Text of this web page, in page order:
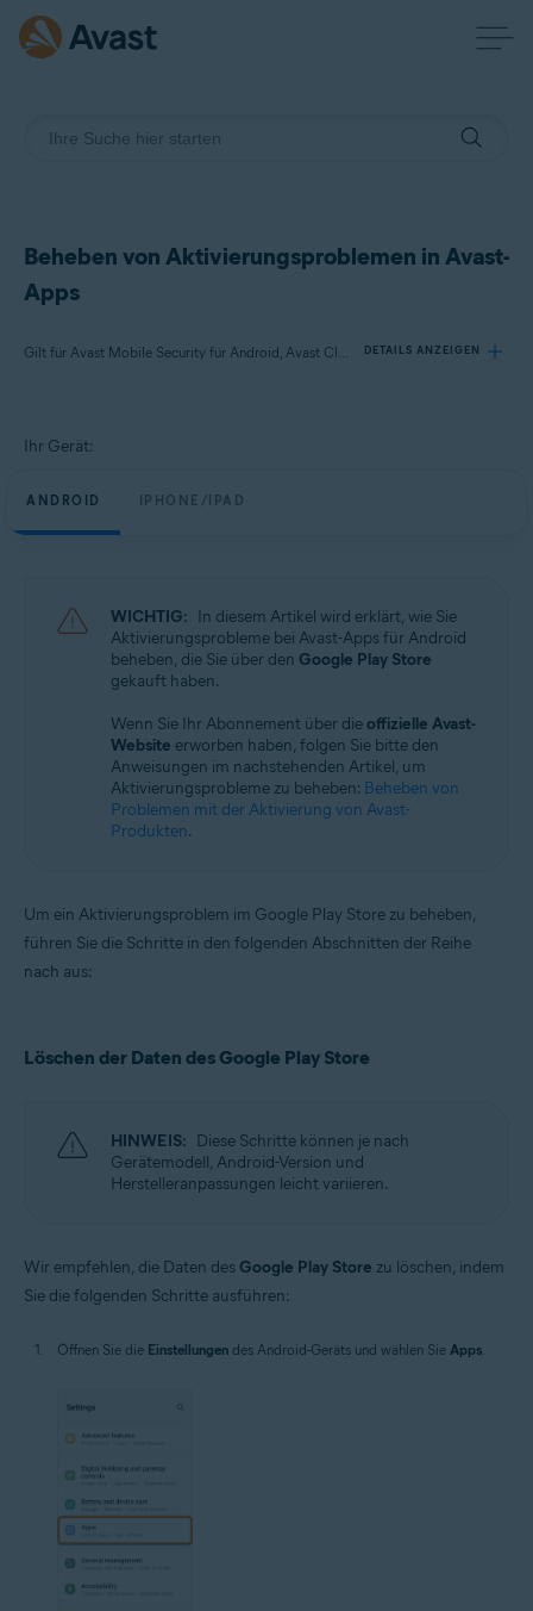
Beheben von Aktivierungsproblemen in Avast-
Apps
Gilt für Avast Mobile Security für Android, Avast Cleanup für Android, Avast SecureLine VPN für Android, Avast Mobile Security für iOS, Avast SecureLine VPN für iOS DETAILS ANZEIGEN
Produkte:
Avast Cleanup 23.x für Android
Betriebssysteme:
Google Android 8.0 (Oreo, API 26) oder höher
Apple iOS 14.0 oder höher
Ihr Gerät:
ANDROID IPHONE/IPAD
WICHTIG: In diesem Artikel wird erklärt, wie Sie
Aktivierungsprobleme bei Avast-Apps für Android
beheben, die Sie über den Google Play Store
gekauft haben.
Wenn Sie Ihr Abonnement über dieoffizielle Avast-
Website erworben haben, folgen Sie bitte den
Anweisungen im nachstehenden Artikel, um
Aktivierungsprobleme zu beheben: Beheben von
Problemen mit der Aktivierung von Avast-
Produkten.
Um ein Aktivierungsproblem im Google Play Store zu beheben,
führen Sie die Schritte in den folgenden Abschnitten der Reihe
nach aus:
Löschen der Daten des Google Play Store
HINWEIS: Diese Schritte können je nach
Gerätemodell, Android-Version und
Herstelleranpassungen leicht variieren.
Wir empfehlen, die Daten des Google Play Store zu löschen, indem
Sie die folgenden Schritte ausführen:
Öffnen Sie die Einstellungen des Android-Geräts und wählen Sie Apps.